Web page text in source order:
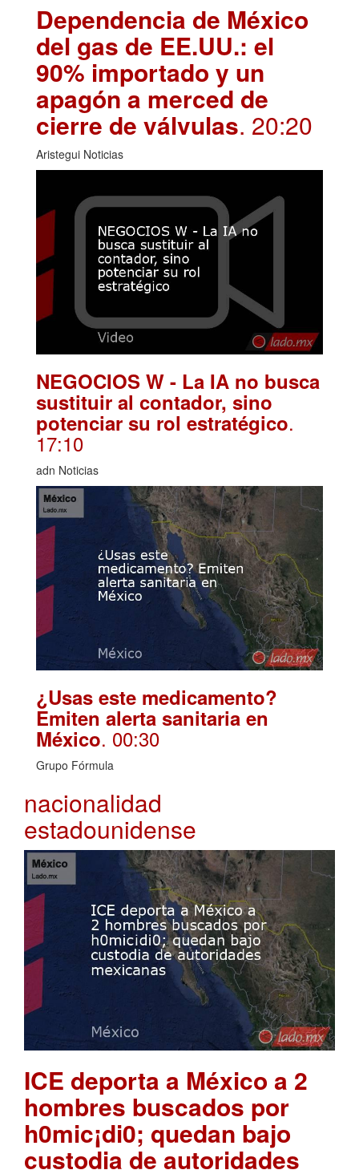
Dependencia de México
del gas de EE.UU.: el
90% importado y un
apagón a merced de
cierre de válvulas. 20:20
Aristegui Noticias
NEGOCIOS W - La IA no busca
sustituir al contador, sino
potenciar su rol estratégico.
17:10
adn Noticias
¿Usas este medicamento?
Emiten alerta sanitaria en
México. 00:30
Grupo Fórmula
nacionalidad
estadounidense
ICE deporta a México a 2
hombres buscados por
h0mic¡di0; quedan bajo
custodia de autoridades